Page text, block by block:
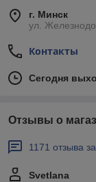
г. Минск
ул.
Контакты
Сегодня
Отзывы о
1171 отзыва
Svetlana